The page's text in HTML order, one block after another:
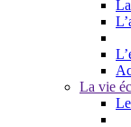
La vie